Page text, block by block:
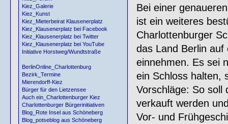
Kiez_Galerie
Kiez_Kunst
Kiez_Mieterbeirat Klausenerplatz
Kiez_Klausenerplatz bei Facebook
Kiez_Klausenerplatz bei Twitter
Kiez_Klausenerplatz bei YouTube
Initiative Horstweg/Wundtstraße
BerlinOnline_Charlottenburg
Bezirk_Termine
Mierendorff-Kiez
Bürger für den Lietzensee
Auch ein_Charlottenburger Kiez
Charlottenburger Bürgerinitiativen
Blog_Rote Insel aus Schöneberg
Blog_potseblog aus Schöneberg
Bei einer
ist ein weiteres
Charlottenburger
das Land Berlin auf
einnehmen. Es sei
ein Schloss halten,
Vorschläge: So soll
verkauft werden
Vor- und